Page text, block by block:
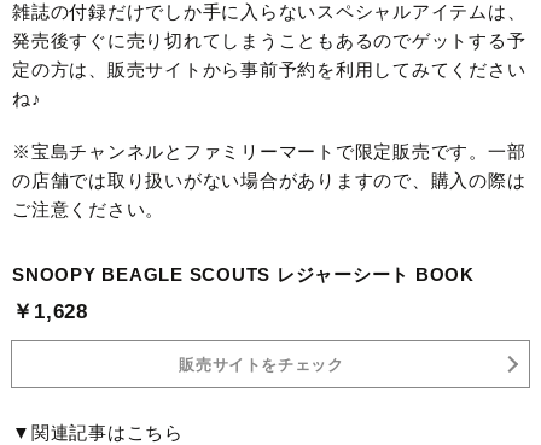
雑誌の付録だけでしか手に入らないスペシャルアイテムは、
発売後すぐに売り切れてしまうこともあるのでゲットする予
定の方は、販売サイトから事前予約を利用してみてください
ね♪
※宝島チャンネルとファミリーマートで限定販売です。一部
の店舗では取り扱いがない場合がありますので、購入の際は
ご注意ください。
SNOOPY BEAGLE SCOUTS レジャーシート BOOK
￥1,628
販売サイトをチェック
▼関連記事はこちら